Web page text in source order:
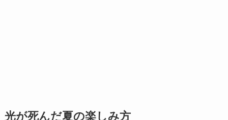
光が死んだ夏の楽しみ方